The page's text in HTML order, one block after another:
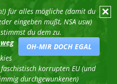
✕
für alles mögliche (damit du
eingeben mußt, NSA usw)
du dem zu.
OH-MIR DOCH EGAL
korrupten EU (und
durchgewunkenen)